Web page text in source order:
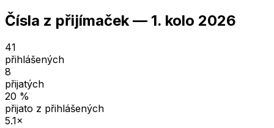
Čísla z přijímaček — 1. kolo 2026
41
přihlášených
8
přijatých
20 %
přijato z přihlášených
5.1×